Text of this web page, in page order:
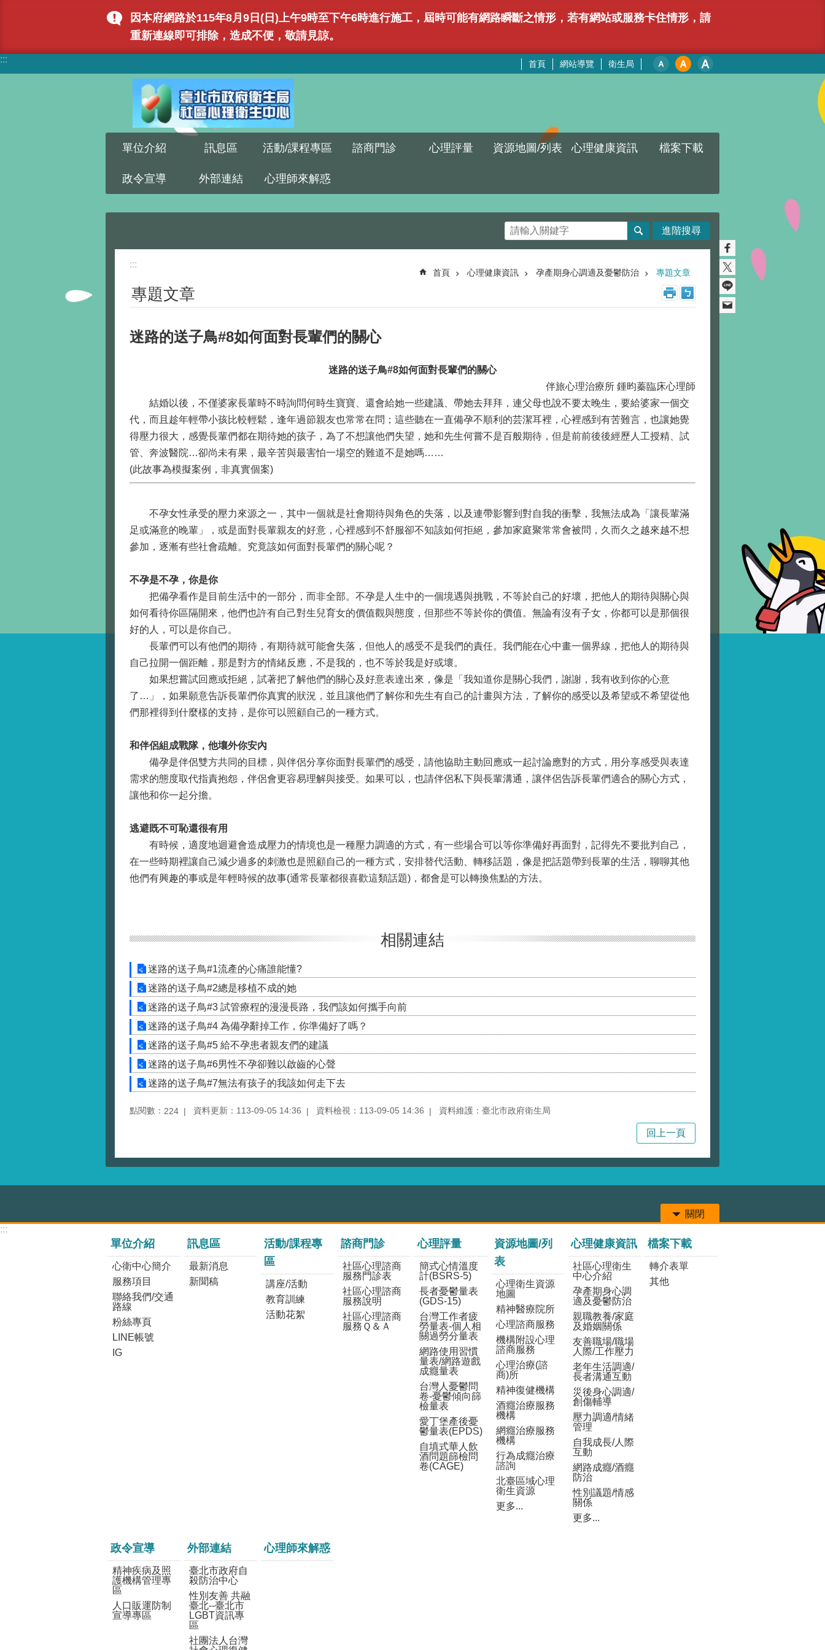
因本府網路於115年8月9日(日)上午9時至下午6時進行施工，屆時可能有網路瞬斷之情形，若有網站或服務卡住情形，請
重新連線即可排除，造成不便，敬請見諒。
::: 首頁 網站導覽 衛生局
單位介紹 訊息區 活動/課程專區 諮商門診 心理評量 資源地圖/列表 心理健康資訊 檔案下載
政令宣導 外部連結 心理師來解惑
進階搜尋
:::
首頁 心理健康資訊 孕產期身心調適及憂鬱防治 專題文章
專題文章
迷路的送子鳥#8如何面對長輩們的關心
迷路的送子鳥#8如何面對長輩們的關心
伴旅心理治療所 鍾昀蓁臨床心理師
結婚以後，不僅婆家長輩時不時詢問何時生寶寶、還會給她一些建議、帶她去拜拜，連父母也說不要太晚生，要給婆家一個交
代，而且趁年輕帶小孩比較輕鬆，逢年過節親友也常常在問；這些聽在一直備孕不順利的芸潔耳裡，心裡感到有苦難言，也讓她覺
得壓力很大，感覺長輩們都在期待她的孩子，為了不想讓他們失望，她和先生何嘗不是百般期待，但是前前後後經歷人工授精、試
管、奔波醫院…卻尚未有果，最辛苦與最害怕一場空的難道不是她嗎……
(此故事為模擬案例，非真實個案)
不孕女性承受的壓力來源之一，其中一個就是社會期待與角色的失落，以及連帶影響到對自我的衝擊，我無法成為「讓長輩滿
足或滿意的晚輩」，或是面對長輩親友的好意，心裡感到不舒服卻不知該如何拒絕，參加家庭聚常常會被問，久而久之越來越不想
參加，逐漸有些社會疏離。究竟該如何面對長輩們的關心呢？
不孕是不孕，你是你
把備孕看作是目前生活中的一部分，而非全部。不孕是人生中的一個境遇與挑戰，不等於自己的好壞，把他人的期待與關心與
如何看待你區隔開來，他們也許有自己對生兒育女的價值觀與態度，但那些不等於你的價值。無論有沒有子女，你都可以是那個很
好的人，可以是你自己。
長輩們可以有他們的期待，有期待就可能會失落，但他人的感受不是我們的責任。我們能在心中畫一個界線，把他人的期待與
自己拉開一個距離，那是對方的情緒反應，不是我的，也不等於我是好或壞。
如果想嘗試回應或拒絕，試著把了解他們的關心及好意表達出來，像是「我知道你是關心我們，謝謝，我有收到你的心意
了…」，如果願意告訴長輩們你真實的狀況，並且讓他們了解你和先生有自己的計畫與方法，了解你的感受以及希望或不希望從他
們那裡得到什麼樣的支持，是你可以照顧自己的一種方式。
和伴侶組成戰隊，他壤外你安內
備孕是伴侶雙方共同的目標，與伴侶分享你面對長輩們的感受，請他協助主動回應或一起討論應對的方式，用分享感受與表達
需求的態度取代指責抱怨，伴侶會更容易理解與接受。如果可以，也請伴侶私下與長輩溝通，讓伴侶告訴長輩們適合的關心方式，
讓他和你一起分擔。
逃避既不可恥還很有用
有時候，適度地迴避會造成壓力的情境也是一種壓力調適的方式，有一些場合可以等你準備好再面對，記得先不要批判自己，
在一些時期裡讓自己減少過多的刺激也是照顧自己的一種方式，安排替代活動、轉移話題，像是把話題帶到長輩的生活，聊聊其他
他們有興趣的事或是年輕時候的故事(通常長輩都很喜歡這類話題)，都會是可以轉換焦點的方法。
相關連結
迷路的送子鳥#1流產的心痛誰能懂?
迷路的送子鳥#2總是移植不成的她
迷路的送子鳥#3 試管療程的漫漫長路，我們該如何攜手向前
迷路的送子鳥#4 為備孕辭掉工作，你準備好了嗎？
迷路的送子鳥#5 給不孕患者親友們的建議
迷路的送子鳥#6男性不孕卻難以啟齒的心聲
迷路的送子鳥#7無法有孩子的我該如何走下去
點閱數： 224 資料更新：113-09-05 14:36 資料檢視：113-09-05 14:36 資料維護：臺北市政府衛生局
回上一頁
關閉
:::
單位介紹
心衛中心簡介
服務項目
聯絡我們/交通
路線
粉絲專頁
LINE帳號
IG
訊息區
最新消息
新聞稿
活動/課程專
區
講座/活動
教育訓練
活動花絮
諮商門診
社區心理諮商
服務門診表
社區心理諮商
服務說明
社區心理諮商
服務Ｑ＆Ａ
心理評量
簡式心情溫度
計(BSRS-5)
長者憂鬱量表
(GDS-15)
台灣工作者疲
勞量表-個人相
關過勞分量表
網路使用習慣
量表/網路遊戲
成癮量表
台灣人憂鬱問
卷-憂鬱傾向篩
檢量表
愛丁堡產後憂
鬱量表(EPDS)
自填式華人飲
酒問題篩檢問
卷(CAGE)
資源地圖/列
表
心理衛生資源
地圖
精神醫療院所
心理諮商服務
機構附設心理
諮商服務
心理治療(諮
商)所
精神復健機構
酒癮治療服務
機構
網癮治療服務
機構
行為成癮治療
諮詢
北臺區域心理
衛生資源
更多...
心理健康資訊
社區心理衛生
中心介紹
孕產期身心調
適及憂鬱防治
親職教養/家庭
及婚姻關係
友善職場/職場
人際/工作壓力
老年生活調適/
長者溝通互動
災後身心調適/
創傷輔導
壓力調適/情緒
管理
自我成長/人際
互動
網路成癮/酒癮
防治
性別議題/情感
關係
更多...
檔案下載
轉介表單
其他
政令宣導
精神疾病及照
護機構管理專
區
人口販運防制
宣導專區
外部連結
臺北市政府自
殺防治中心
性別友善 共融
臺北--臺北市
LGBT資訊專
區
社團法人台灣
心理師來解惑